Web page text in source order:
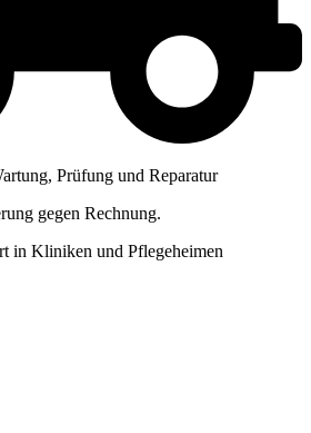
Prüfung und Reparatur
gegen Rechnung.
in Kliniken und Pflegeheimen